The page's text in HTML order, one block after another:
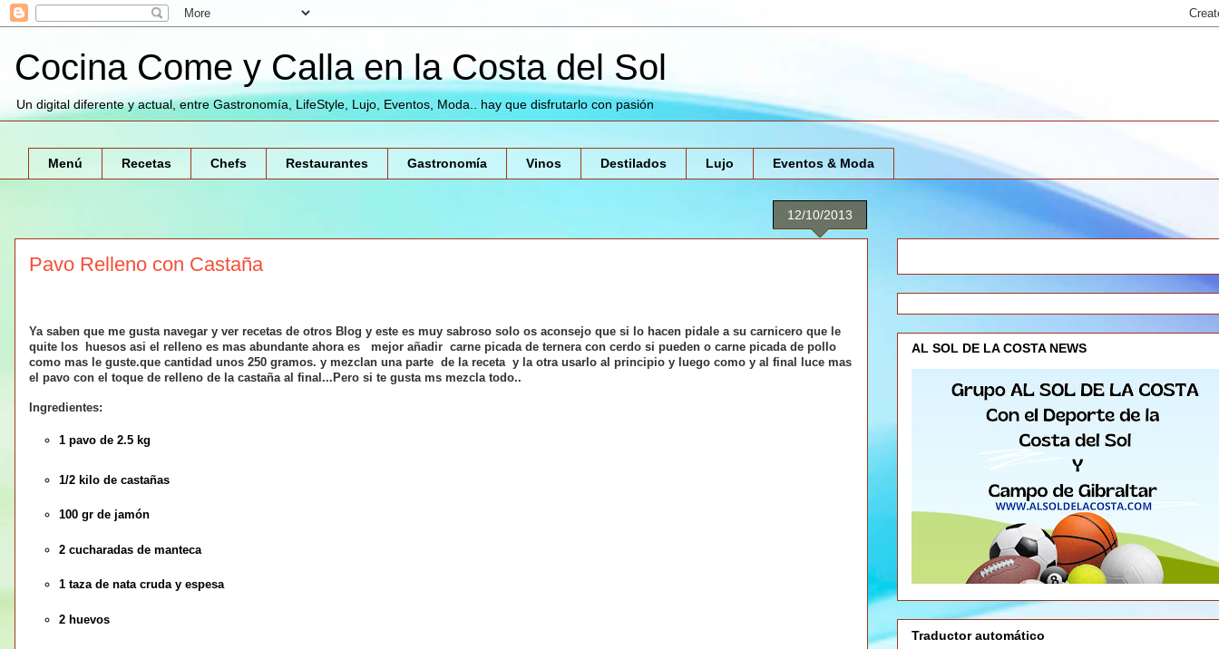
Cocina Come y Calla en la Costa del Sol
Un digital diferente y actual, entre Gastronomía, LifeStyle, Lujo, Eventos, Moda.. hay que disfrutarlo con pasión
Menú Recetas Chefs Restaurantes Gastronomía Vinos Destilados Lujo Eventos & Moda
12/10/2013
Pavo Relleno con Castaña
Ya saben que me gusta navegar y ver recetas de otros Blog y este es muy sabroso solo os aconsejo que si lo hacen pidale a su carnicero que le
quite los huesos asi el relleno es mas abundante ahora es mejor añadir carne picada de ternera con cerdo si pueden o carne picada de pollo
como mas le guste.que cantidad unos 250 gramos. y mezclan una parte de la receta y la otra usarlo al principio y luego como y al final luce mas
el pavo con el toque de relleno de la castaña al final...Pero si te gusta ms mezcla todo..
Ingredientes:
1 pavo de 2.5 kg
1/2 kilo de castañas
100 gr de jamón
2 cucharadas de manteca
1 taza de nata cruda y espesa
2 huevos
AL SOL DE LA COSTA NEWS
Traductor automático